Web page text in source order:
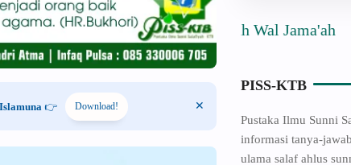
Islamuna 👉 Download!
Ahlussunnah Wal Jama'ah
PISS-KTB
Pustaka Ilmu Sunni
informasi tanya-
ulama salaf ahlus